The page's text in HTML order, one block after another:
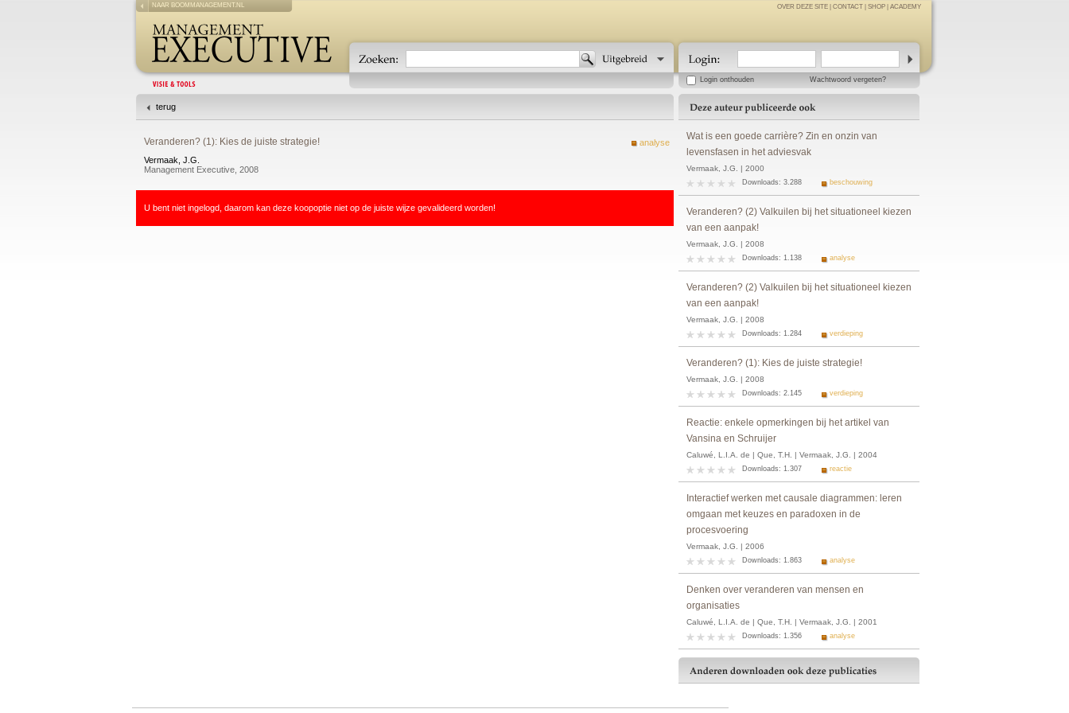
NAAR BOOMMANAGEMENT.NL OVER DEZE SITE CONTACT SHOP ACADEMY
Login onthouden Wachtwoord vergeten?
terug
analyse
Veranderen? (1): Kies de juiste strategie!
Vermaak, J.G.
Management Executive, 2008
U bent niet ingelogd, daarom kan deze koopoptie niet op de juiste wijze gevalideerd worden!
Wat is een goede carrière? Zin en onzin van
levensfasen in het adviesvak
Vermaak, J.G. | 2000
Downloads: 3.288 beschouwing
Veranderen? (2) Valkuilen bij het situationeel kiezen
van een aanpak!
Vermaak, J.G. | 2008
Downloads: 1.138 analyse
Veranderen? (2) Valkuilen bij het situationeel kiezen
van een aanpak!
Vermaak, J.G. | 2008
Downloads: 1.284 verdieping
Veranderen? (1): Kies de juiste strategie!
Vermaak, J.G. | 2008
Downloads: 2.145 verdieping
Reactie: enkele opmerkingen bij het artikel van
Vansina en Schruijer
Caluwé, L.I.A. de | Que, T.H. | Vermaak, J.G. | 2004
Downloads: 1.307 reactie
Interactief werken met causale diagrammen: leren
omgaan met keuzes en paradoxen in de
procesvoering
Vermaak, J.G. | 2006
Downloads: 1.863 analyse
Denken over veranderen van mensen en
organisaties
Caluwé, L.I.A. de | Que, T.H. | Vermaak, J.G. | 2001
Downloads: 1.356 analyse